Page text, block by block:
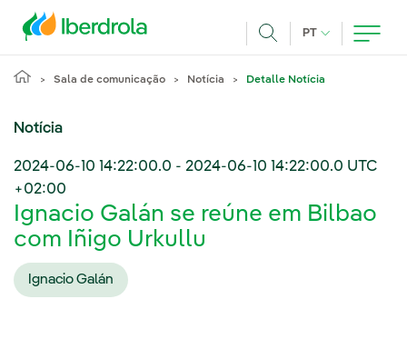
PT IDIOMA ATUAL,
Sala de comunicação Notícia Detalle Notícia
Notícia
2024-06-10 14:22:00.0 - 2024-06-10 14:22:00.0 UTC
+02:00
Ignacio Galán se reúne em Bilbao
com Iñigo Urkullu
Ignacio Galán